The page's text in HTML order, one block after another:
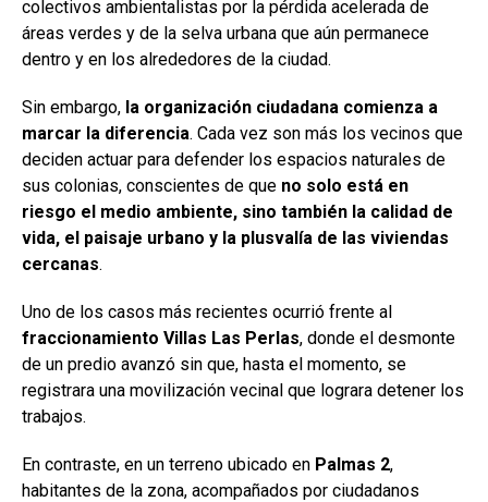
colectivos ambientalistas por la pérdida acelerada de
áreas verdes y de la selva urbana que aún permanece
dentro y en los alrededores de la ciudad.
Sin embargo, la organización ciudadana comienza a
marcar la diferencia. Cada vez son más los vecinos que
deciden actuar para defender los espacios naturales de
sus colonias, conscientes de que no solo está en
riesgo el medio ambiente, sino también la calidad de
vida, el paisaje urbano y la plusvalía de las viviendas
cercanas.
Uno de los casos más recientes ocurrió frente al
fraccionamiento Villas Las Perlas, donde el desmonte
de un predio avanzó sin que, hasta el momento, se
registrara una movilización vecinal que lograra detener los
trabajos.
En contraste, en un terreno ubicado en Palmas 2,
habitantes de la zona, acompañados por ciudadanos